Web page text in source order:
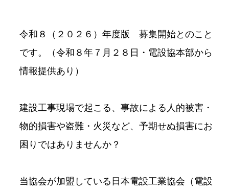
令和８（２０２６）年度版 募集開始とのこと
です。（令和８年７月２８日・電設協本部から
情報提供あり）
建設工事現場で起こる、事故による人的被害・
物的損害や盗難・火災など、予期せぬ損害にお
困りではありませんか？
当協会が加盟している日本電設工業協会（電設